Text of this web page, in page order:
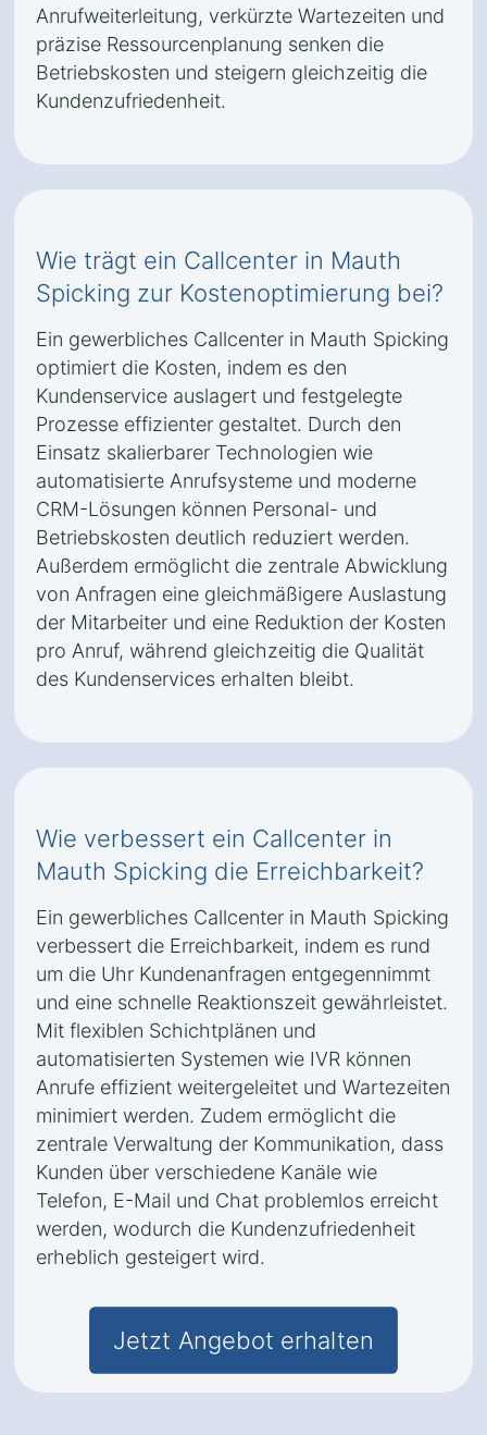
Anrufweiterleitung, verkürzte Wartezeiten und
präzise Ressourcenplanung senken die
Betriebskosten und steigern gleichzeitig die
Kundenzufriedenheit.
Wie trägt ein Callcenter in Mauth
Spicking zur Kostenoptimierung bei?
Ein gewerbliches Callcenter in Mauth Spicking
optimiert die Kosten, indem es den
Kundenservice auslagert und festgelegte
Prozesse effizienter gestaltet. Durch den
Einsatz skalierbarer Technologien wie
automatisierte Anrufsysteme und moderne
CRM-Lösungen können Personal- und
Betriebskosten deutlich reduziert werden.
Außerdem ermöglicht die zentrale Abwicklung
von Anfragen eine gleichmäßigere Auslastung
der Mitarbeiter und eine Reduktion der Kosten
pro Anruf, während gleichzeitig die Qualität
des Kundenservices erhalten bleibt.
Wie verbessert ein Callcenter in
Mauth Spicking die Erreichbarkeit?
Ein gewerbliches Callcenter in Mauth Spicking
verbessert die Erreichbarkeit, indem es rund
um die Uhr Kundenanfragen entgegennimmt
und eine schnelle Reaktionszeit gewährleistet.
Mit flexiblen Schichtplänen und
automatisierten Systemen wie IVR können
Anrufe effizient weitergeleitet und Wartezeiten
minimiert werden. Zudem ermöglicht die
zentrale Verwaltung der Kommunikation, dass
Kunden über verschiedene Kanäle wie
Telefon, E-Mail und Chat problemlos erreicht
werden, wodurch die Kundenzufriedenheit
erheblich gesteigert wird.
Jetzt Angebot erhalten